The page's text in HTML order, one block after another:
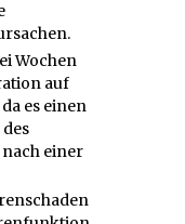
Wochen
auf
es einen
einer